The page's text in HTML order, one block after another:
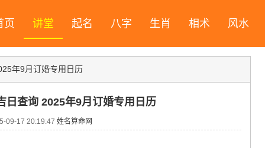
页 讲堂 起名 八字 生肖 相术 风水
年9月订婚专用日历
日查询 2025年9月订婚专用日历
09-17 20:19:47 姓名算命网